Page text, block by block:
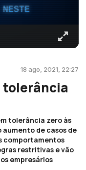
18 ago, 2021, 22:27
tolerância
tolerância zero às
de casos de
comportamentos
restritivas e vão
empresários